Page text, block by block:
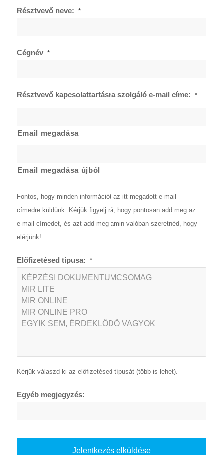
Résztvevő neve: *
Cégnév *
Résztvevő kapcsolattartásra szolgáló e-mail címe: *
Email megadása
Email megadása újból
Fontos, hogy minden információt az itt megadott e-mail
címedre küldünk. Kérjük figyelj rá, hogy pontosan add meg az
e-mail címedet, és azt add meg amin valóban szeretnéd, hogy
elérjünk!
Előfizetésed típusa: *
Kérjük válaszd ki az előfizetésed típusát (több is lehet).
Egyéb megjegyzés: